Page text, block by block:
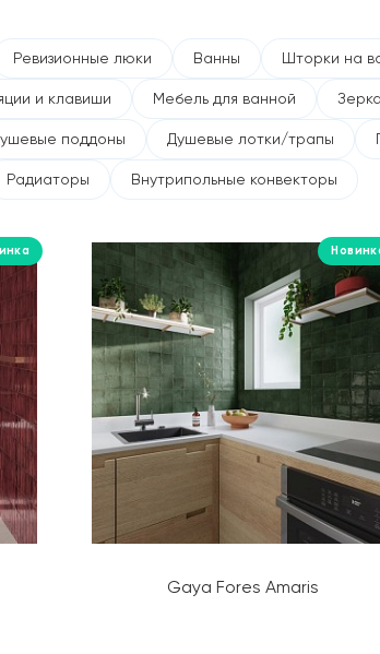
Ревизионные люки Ванны Шторки на
и клавиши Мебель для ванной
поддоны Душевые лотки/трапы
Радиаторы Внутрипольные конвекторы
Gaya Fores Amaris